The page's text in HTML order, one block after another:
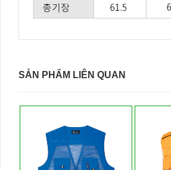
SẢN PHẨM LIÊN QUAN